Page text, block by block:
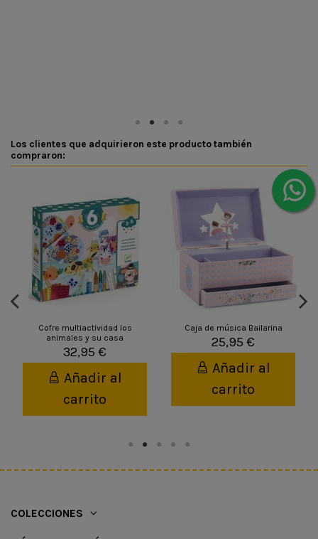
Los clientes que adquirieron este producto también
compraron:
Cofre multiactividad los
animales y su casa
32,95 €
Añadir al
carrito
Caja de música Bailarina
25,95 €
Añadir al
carrito
COLECCIONES